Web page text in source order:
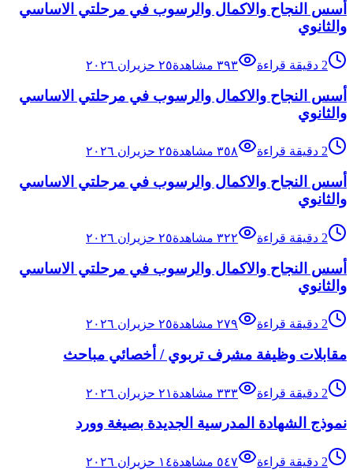
أسس النجاح والاكمال والرسوب في مرحلتي الاساسي
والثانوي
2 دقيقة قراءة ٣٩٣ مشاهدة٢٥ حزيران ٢٠٢٦
أسس النجاح والاكمال والرسوب في مرحلتي الاساسي
والثانوي
2 دقيقة قراءة ٣٥٨ مشاهدة٢٥ حزيران ٢٠٢٦
أسس النجاح والاكمال والرسوب في مرحلتي الاساسي
والثانوي
2 دقيقة قراءة ٣٢٢ مشاهدة٢٥ حزيران ٢٠٢٦
أسس النجاح والاكمال والرسوب في مرحلتي الاساسي
والثانوي
2 دقيقة قراءة ٢٧٩ مشاهدة٢٥ حزيران ٢٠٢٦
مقابلات وظيفة مشرف تربوي / أخصائي مباحث
2 دقيقة قراءة ٣٣٣ مشاهدة ٢١ حزيران ٢٠٢٦
نموذج الشهادة المدرسية الجديدة بصيغة وورد
2 دقيقة قراءة ٥٤٧ مشاهدة١٤ حزيران ٢٠٢٦